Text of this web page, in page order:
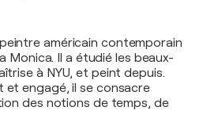
américain contemporain
Monica. Il a étudié les beaux-
à NYU, et peint depuis.
et engagé, il se consacre
des notions de temps, de